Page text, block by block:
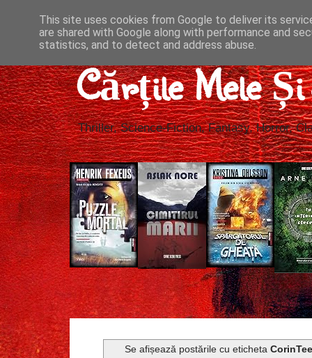
Cărțile Mele
Thriller, Science-Fiction, Fantasy, Horror,
Se afișează postările cu eticheta
This site uses cookies from Google to deliver its
are shared with Google along with performance and
statistics, and to detect and address abuse.